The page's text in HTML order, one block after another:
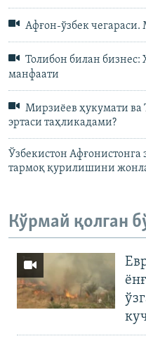
Афғон-ўзбек
Толибон билан бизнес:
манфаати
Мирзиёев ҳукумати ва
эртаси таҳликадами?
Ўзбекистон Афғонистонга
тармоқ қурилишини
Кўрмай қолган